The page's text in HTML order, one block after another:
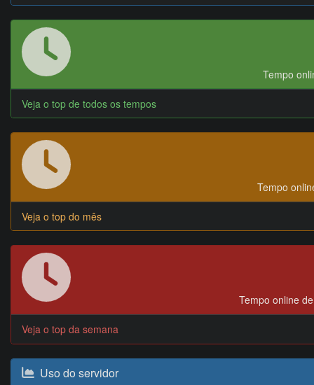
Tempo
Veja o top de todos os tempos
Tempo
Veja o top do mês
Tempo online
Veja o top da semana
Uso do servidor